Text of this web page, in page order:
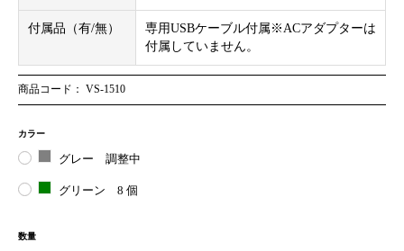
付属品（有/無）
専用USBケーブル付属※ACアダプターは
付属していません。
商品コード： VS-1510
カラー
グレー 調整中
グリーン 8 個
数量